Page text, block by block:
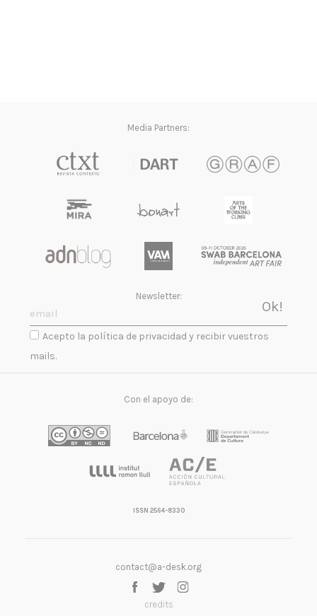
Media Partners:
Newsletter:
Acepto la política de privacidad y recibir vuestros
mails.
Con el apoyo de:
ISSN 2564-8330
contact@a-desk.org
credits